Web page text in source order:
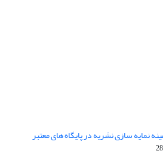
نمایه سازی نشریه در پایگاه های معتبر